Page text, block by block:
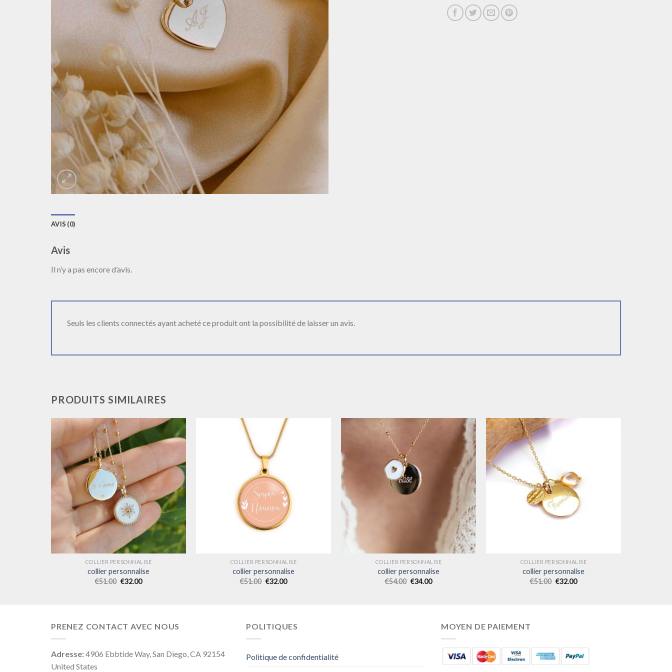
AVIS (0)
Avis
Il n’y a pas encore d’avis.
Seuls les clients connectés ayant acheté ce produit ont la possibilité de laisser un avis.
PRODUITS SIMILAIRES
COLLIER PERSONNALISE
collier personnalise
€51.00 €32.00
COLLIER PERSONNALISE
collier personnalise
€51.00 €32.00
COLLIER PERSONNALISE
collier personnalise
€54.00 €34.00
COLLIER PERSONNALISE
collier personnalise
€51.00 €32.00
PRENEZ CONTACT AVEC NOUS
Adresse:4906 Ebbtide Way, San Diego, CA 92154
United States
POLITIQUES
Politique de confidentialité
MOYEN DE PAIEMENT